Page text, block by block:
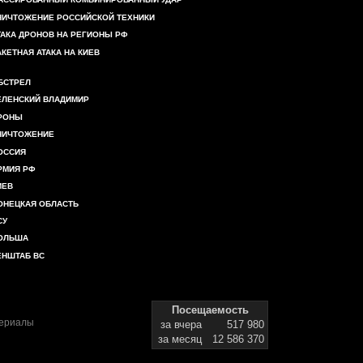
РОССИЙСКОЙ ТЕХНИКИ
ДРОНОВ НА РЕГИОНЫ РФ
АТАКА НА КИЕВ
ВЛАДИМИР
РФ
ОБЛАСТЬ
ВС
Посещаемость
за вчера
517 980
за месяц
12 586 370